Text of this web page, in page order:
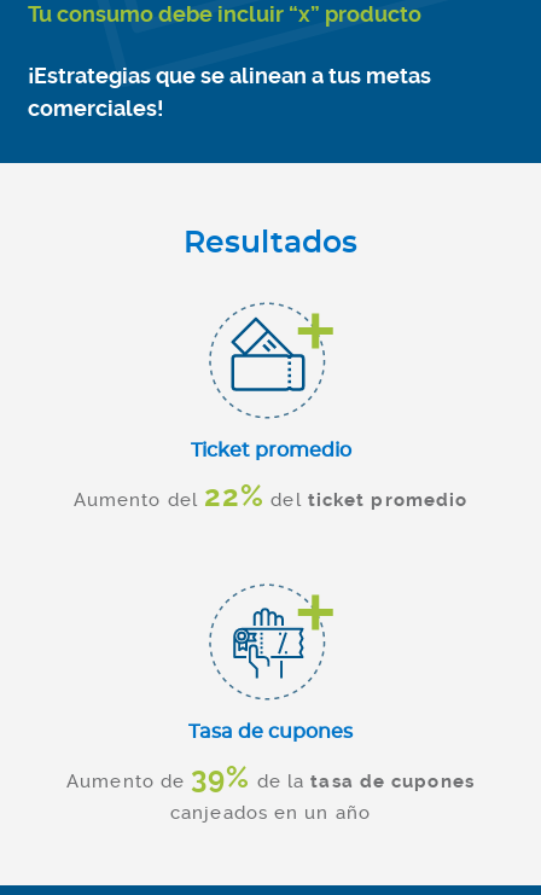
Tu consumo debe incluir “x” producto
¡Estrategias que se alinean a tus metas
comerciales!
Resultados
Ticket promedio
Aumento del 22% del ticket promedio
Tasa de cupones
Aumento de 39% de latasa de cupones
canjeados en un año